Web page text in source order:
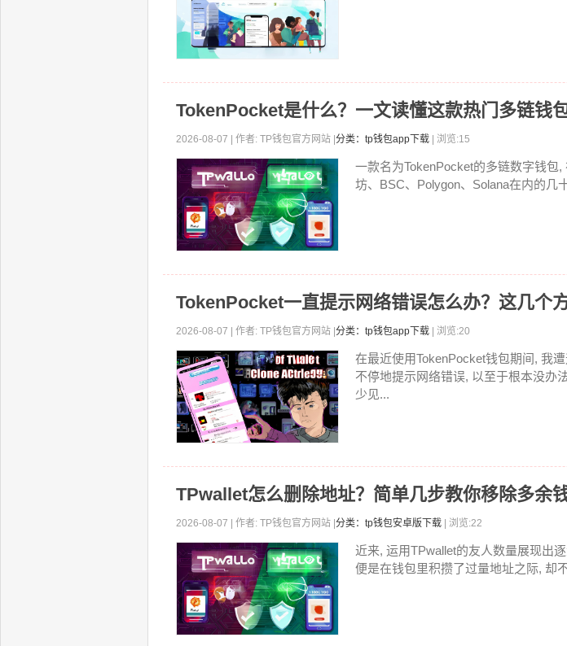
TokenPocket是什么？一文读懂这款热门多链钱
2026-08-07 | 作者: TP钱包官方网站 | 分类：tp钱包app下载 | 浏览:15
一款名为TokenPocket的多链数字钱包
坊、BSC、Polygon、Solana在内的几
TokenPocket一直提示网络错误怎么办？这几个
2026-08-07 | 作者: TP钱包官方网站 | 分类：tp钱包app下载 | 浏览:20
在最近使用TokenPocket钱包期间, 我
不停地提示网络错误, 以至于根本没办
少见...
TPwallet怎么删除地址？简单几步教你移除多余
2026-08-07 | 作者: TP钱包官方网站 | 分类：tp钱包安卓版下载 | 浏览:22
近来, 运用TPwallet的友人数量展现出
便是在钱包里积攒了过量地址之际, 却